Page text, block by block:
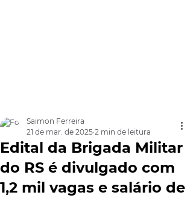
Edital da Brigada Militar
do RS é divulgado com
1,2 mil vagas e salário de
Saimon Ferreira
21 de mar. de 2025 2 min de leitura